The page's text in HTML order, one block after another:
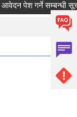
पेश गर्ने सम्बन्धी